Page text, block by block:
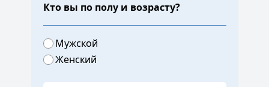
Кто вы по полу и возрасту?
Мужской
Женский